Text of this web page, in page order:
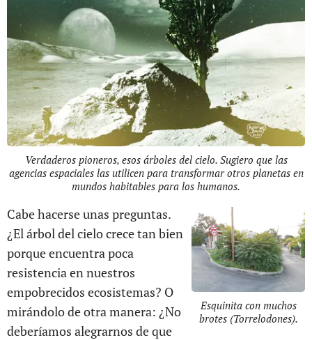
Verdaderos pioneros, esos árboles del cielo. Sugiero que las
agencias espaciales las utilicen para transformar otros planetas en
mundos habitables para los humanos.
Esquinita con muchos
brotes (Torrelodones).
Cabe hacerse unas preguntas.
¿El árbol del cielo crece tan bien
porque encuentra poca
resistencia en nuestros
empobrecidos ecosistemas? O
mirándolo de otra manera: ¿No
deberíamos alegrarnos de que